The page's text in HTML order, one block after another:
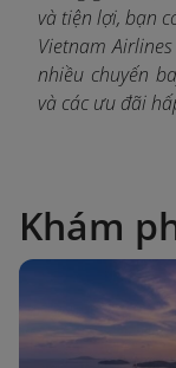
và tiện lợi, bạn
Vietnam
nhiều chuyến
và các ưu đãi
Khám